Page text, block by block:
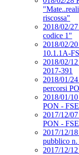
riscossa"
2018/02/
codice 1"
2018/02/
10.1.1A-
2018/02/
2017-391
2018/01/
percorsi
2018/01/
PON -
2017/12/
PON -
2017/12/
pubblico
2017/12/